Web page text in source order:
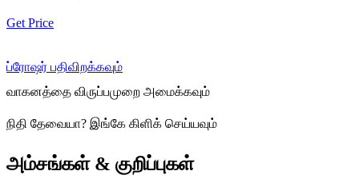
Get Price
ப்ரோஷர் பதிவிறக்கவும்
வாகனத்தை விருப்பமுறை அமைக்கவும்
நிதி தேவையா? இங்கே கிளிக் செய்யவும்
அம்சங்கள் & குறிப்புகள்